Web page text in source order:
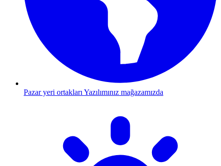
Pazar yeri ortakları Yazılımınız mağazamızda